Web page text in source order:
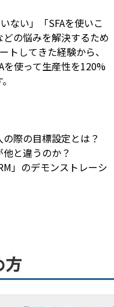
ない」「SFAを使いこ
の悩みを解決するため
トしてきた経験から、
を使って生産性を120%
際の目標設定とは？
と違うのか？
」のデモンストレーシ